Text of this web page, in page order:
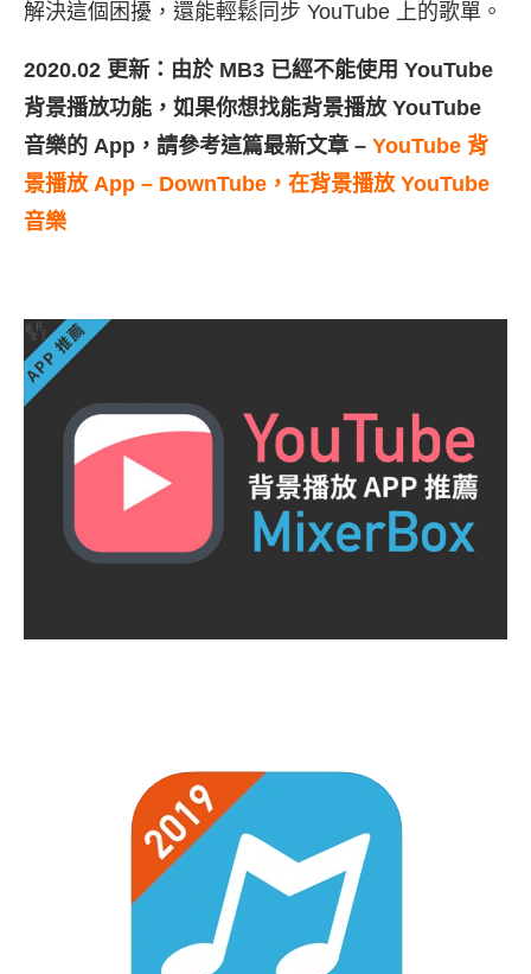
解決這個困擾，還能輕鬆同步 YouTube 上的歌單。
2020.02 更新：由於 MB3 已經不能使用 YouTube
背景播放功能，如果你想找能背景播放 YouTube
音樂的 App，請參考這篇最新文章 – YouTube 背
景播放 App – DownTube，在背景播放 YouTube
音樂